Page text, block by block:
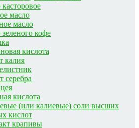
масло
масло
кофе
кислота
калия
серебра
кислота
(или калиевые) соли высших
кислот
крапивы